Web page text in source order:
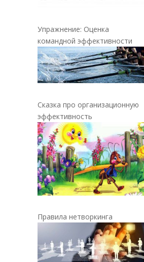
Упражнение: Оценка
командной эффективности
Сказка про организационную
эффективность
Правила нетворкинга